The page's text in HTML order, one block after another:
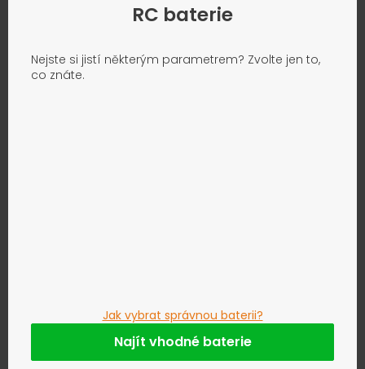
RC baterie
Nejste si jistí některým parametrem? Zvolte jen to,
co znáte.
Jak vybrat správnou baterii?
Najít vhodné baterie